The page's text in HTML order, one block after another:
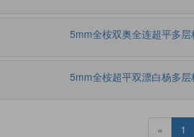
5mm全桉双奥全连超平多层
5mm全桉超平双漂白杨多层
« 1